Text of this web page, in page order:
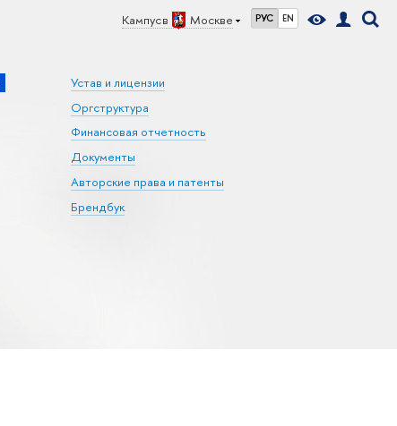
Кампус в Москве РУС EN
Устав и лицензии
Оргструктура
Финансовая отчетность
Документы
Авторские права и патенты
Брендбук